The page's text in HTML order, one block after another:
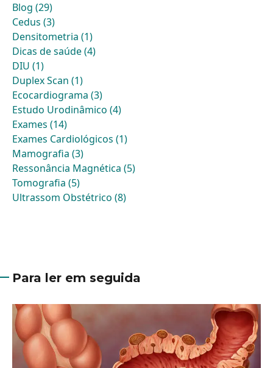
Blog (29)
Cedus (3)
Densitometria (1)
Dicas de saúde (4)
DIU (1)
Duplex Scan (1)
Ecocardiograma (3)
Estudo Urodinâmico (4)
Exames (14)
Exames Cardiológicos (1)
Mamografia (3)
Ressonância Magnética (5)
Tomografia (5)
Ultrassom Obstétrico (8)
Para ler em seguida